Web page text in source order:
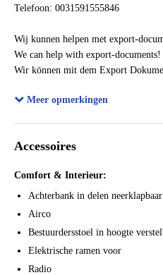
CO₂-emissie
BTW verrekenbaar
Bijtellingspercentage
25%
Telefoon: 0031591555846
Wij kunnen helpen met export-
We can help with export-documents!
Wir können mit dem Export
My mozhem pomoch' s eksportnykh
Meer opmerkingen
Accessoires
Comfort & Interieur:
Achterbank in delen neerklapbaar
Airco
Bestuurdersstoel in hoogte
Elektrische ramen voor
Radio